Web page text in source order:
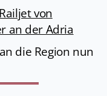
von
an der Adria
die Region nun